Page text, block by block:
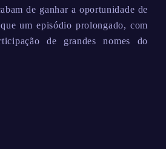
de ganhar a oportunidade de
um episódio prolongado, com
de grandes nomes do